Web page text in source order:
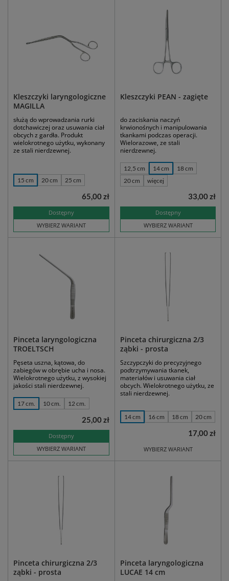
Kleszczyki laryngologiczne
MAGILLA
służą do wprowadzania rurki
dotchawiczej oraz usuwania ciał
obcych z gardła. Produkt
wielokrotnego użytku, wykonany
ze stali nierdzewnej.
15 cm 20 cm 25 cm
Dostępny
WYBIERZ WARIANT
65,00 zł
Kleszczyki PEAN - zagięte
do zaciskania naczyń
krwionośnych i manipulowania
tkankami podczas operacji.
Wielorazowe, ze stali
nierdzewnej.
12,5 cm 14 cm
18 cm
20 cm
więcej
Dostępny
WYBIERZ WARIANT
33,00 zł
Pinceta laryngologiczna
TROELTSCH
Pęseta uszna, kątowa, do
zabiegów w obrębie ucha i nosa.
Wielokrotnego użytku, z wysokiej
jakości stali nierdzewnej.
17 cm. 10 cm. 12 cm.
Dostępny
WYBIERZ WARIANT
25,00 zł
Pinceta chirurgiczna 2/3
ząbki - prosta
Szczypczyki do precyzyjnego
podtrzymywania tkanek,
materiałów i usuwania ciał
obcych. Wielokrotnego użytku, ze
stali nierdzewnej.
14 cm 16 cm 18 cm 20 cm
WYBIERZ WARIANT
17,00 zł
Pinceta chirurgiczna 2/3
ząbki - prosta
Pinceta laryngologiczna
LUCAE 14 cm